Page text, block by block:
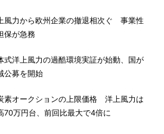
風力から欧州企業の撤退相次ぐ 事業性
保が急務
式洋上風力の過酷環境実証が始動、国が
公募を開始
素オークションの上限価格 洋上風力は
70万円台、前回比最大で4倍に